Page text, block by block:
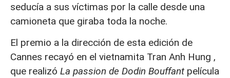
seducía a sus víctimas por la calle desde una
camioneta que giraba toda la noche.
El premio a la dirección de esta edición de
Cannes recayó en el vietnamita Tran Anh Hung ,
que realizó La passion de Dodin Bouffant película